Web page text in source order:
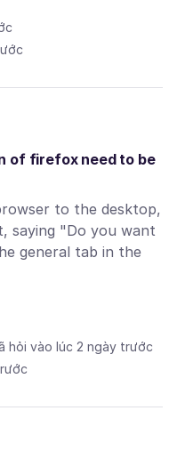
of firefox need to be
to the desktop,
saying "Do you want
general tab in the
hỏi vào lúc 2 ngày trước